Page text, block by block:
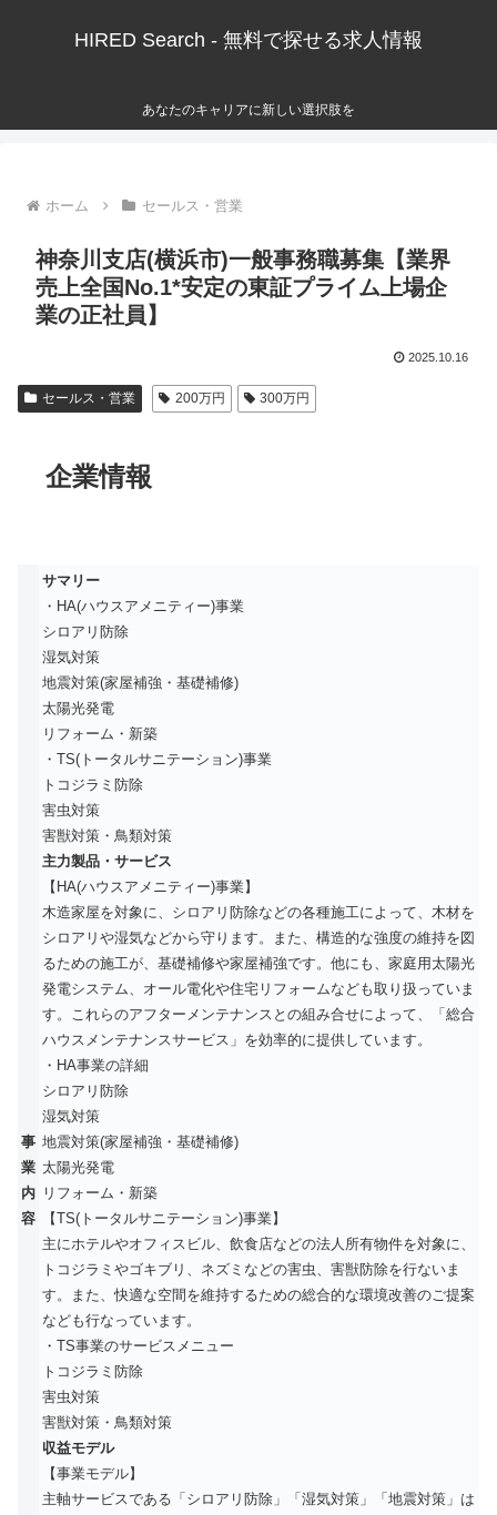
HIRED Search - 無料で探せる求人情報
あなたのキャリアに新しい選択肢を
ホーム セールス・営業
神奈川支店(横浜市)一般事務職募集【業界
売上全国No.1*安定の東証プライム上場企
業の正社員】
2025.10.16
セールス・営業 200万円 300万円
企業情報
事
業
内
容
サマリー
・HA(ハウスアメニティー)事業
シロアリ防除
湿気対策
地震対策(家屋補強・基礎補修)
太陽光発電
リフォーム・新築
・TS(トータルサニテーション)事業
トコジラミ防除
害虫対策
害獣対策・鳥類対策
主力製品・サービス
【HA(ハウスアメニティー)事業】
木造家屋を対象に、シロアリ防除などの各種施工によって、木材を
シロアリや湿気などから守ります。また、構造的な強度の維持を図
るための施工が、基礎補修や家屋補強です。他にも、家庭用太陽光
発電システム、オール電化や住宅リフォームなども取り扱っていま
す。これらのアフターメンテナンスとの組み合せによって、「総合
ハウスメンテナンスサービス」を効率的に提供しています。
・HA事業の詳細
シロアリ防除
湿気対策
地震対策(家屋補強・基礎補修)
太陽光発電
リフォーム・新築
【TS(トータルサニテーション)事業】
主にホテルやオフィスビル、飲食店などの法人所有物件を対象に、
トコジラミやゴキブリ、ネズミなどの害虫、害獣防除を行ないま
す。また、快適な空間を維持するための総合的な環境改善のご提案
なども行なっています。
・TS事業のサービスメニュー
トコジラミ防除
害虫対策
害獣対策・鳥類対策
収益モデル
【事業モデル】
主軸サービスである「シロアリ防除」「湿気対策」「地震対策」は